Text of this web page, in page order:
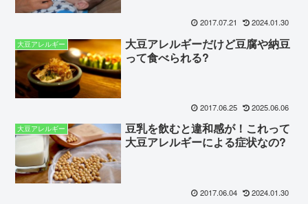
2017.07.21 2024.01.30
大豆アレルギー
大豆アレルギーだけど豆腐や納豆
って食べられる?
2017.06.25 2025.06.06
大豆アレルギー
豆乳を飲むと違和感が！これって
大豆アレルギーによる症状なの?
2017.06.04 2024.01.30